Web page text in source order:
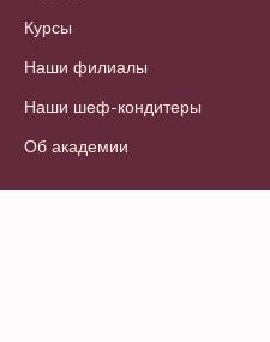
Курсы
Наши филиалы
Наши шеф-кондитеры
Об академии